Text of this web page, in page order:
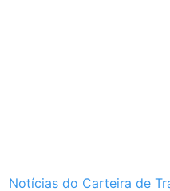
Notícias do Carteira de